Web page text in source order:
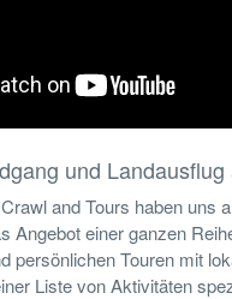
und
and Tours haben uns
Angebot einer ganzen
persönlichen Touren mit
Liste von Aktivitäten